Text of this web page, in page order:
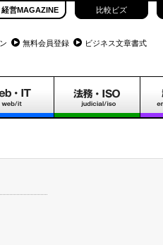
経営MAGAZINE 比較ビズ
無料会員登録 ビジネス文章書式